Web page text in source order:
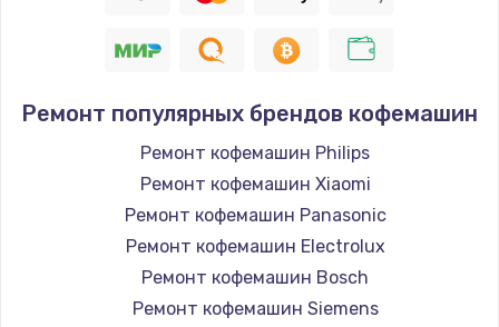
Ремонт популярных брендов кофемашин
Ремонт кофемашин Philips
Ремонт кофемашин Xiaomi
Ремонт кофемашин Panasonic
Ремонт кофемашин Electrolux
Ремонт кофемашин Bosch
Ремонт кофемашин Siemens